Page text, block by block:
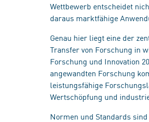
Wettbewerb entscheidet
daraus marktfähige
Genau hier liegt eine der
Transfer von Forschung in
Forschung und Innovation
angewandten Forschung
leistungsfähige
Wertschöpfung und
Normen und Standards